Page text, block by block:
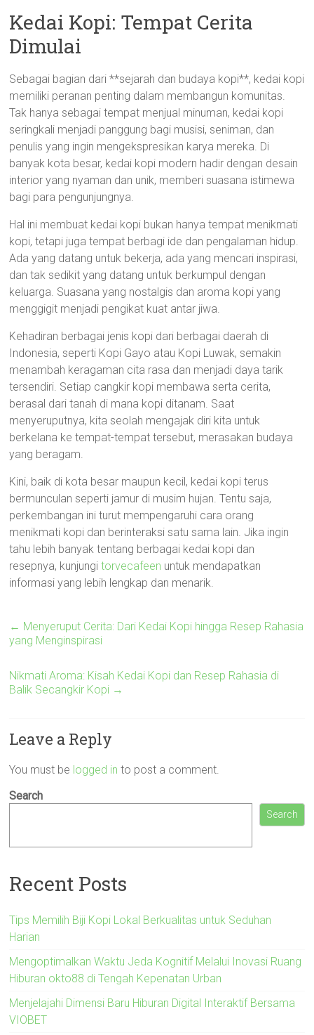
Kedai Kopi: Tempat Cerita
Dimulai
Sebagai bagian dari **sejarah dan budaya kopi**, kedai kopi
memiliki peranan penting dalam membangun komunitas.
Tak hanya sebagai tempat menjual minuman, kedai kopi
seringkali menjadi panggung bagi musisi, seniman, dan
penulis yang ingin mengekspresikan karya mereka. Di
banyak kota besar, kedai kopi modern hadir dengan desain
interior yang nyaman dan unik, memberi suasana istimewa
bagi para pengunjungnya.
Hal ini membuat kedai kopi bukan hanya tempat menikmati
kopi, tetapi juga tempat berbagi ide dan pengalaman hidup.
Ada yang datang untuk bekerja, ada yang mencari inspirasi,
dan tak sedikit yang datang untuk berkumpul dengan
keluarga. Suasana yang nostalgis dan aroma kopi yang
menggigit menjadi pengikat kuat antar jiwa.
Kehadiran berbagai jenis kopi dari berbagai daerah di
Indonesia, seperti Kopi Gayo atau Kopi Luwak, semakin
menambah keragaman cita rasa dan menjadi daya tarik
tersendiri. Setiap cangkir kopi membawa serta cerita,
berasal dari tanah di mana kopi ditanam. Saat
menyeruputnya, kita seolah mengajak diri kita untuk
berkelana ke tempat-tempat tersebut, merasakan budaya
yang beragam.
Kini, baik di kota besar maupun kecil, kedai kopi terus
bermunculan seperti jamur di musim hujan. Tentu saja,
perkembangan ini turut mempengaruhi cara orang
menikmati kopi dan berinteraksi satu sama lain. Jika ingin
tahu lebih banyak tentang berbagai kedai kopi dan
resepnya, kunjungitorvecafeen untuk mendapatkan
informasi yang lebih lengkap dan menarik.
← Menyeruput Cerita: Dari Kedai Kopi hingga Resep Rahasia
yang Menginspirasi
Nikmati Aroma: Kisah Kedai Kopi dan Resep Rahasia di
Balik Secangkir Kopi →
Leave a Reply
You must be logged in to post a comment.
Search
Search
Recent Posts
Tips Memilih Biji Kopi Lokal Berkualitas untuk Seduhan
Harian
Mengoptimalkan Waktu Jeda Kognitif Melalui Inovasi Ruang
Hiburan okto88 di Tengah Kepenatan Urban
Menjelajahi Dimensi Baru Hiburan Digital Interaktif Bersama
VIOBET